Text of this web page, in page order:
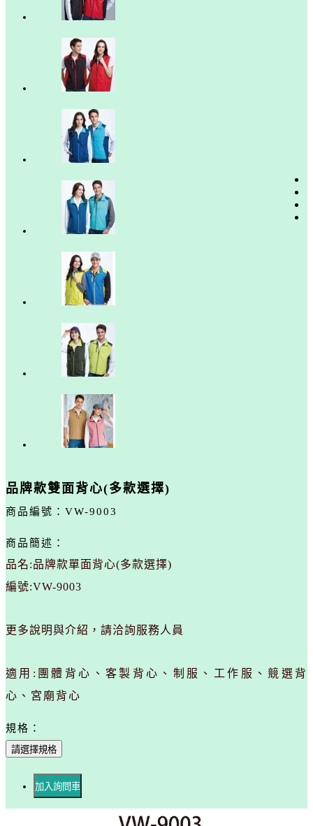
品牌款雙面背心(多款選擇)
商品編號： VW-9003
商品簡述：
品名:品牌款單面背心(多款選擇)
編號:VW-9003
更多說明與介紹，請洽詢服務人員
適用:團體背心、客製背心、制服、工作服、競選背
心、宮廟背心
規格：
請選擇規格
加入詢問車